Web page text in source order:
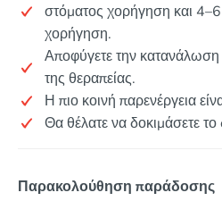
στόματος χορήγηση και
χορήγηση.
Αποφύγετε την κατανάλωση
της θεραπείας.
Η πιο κοινή παρενέργεια
Θα θέλατε να δοκιμάσετε
Παρακολούθηση παράδοσης